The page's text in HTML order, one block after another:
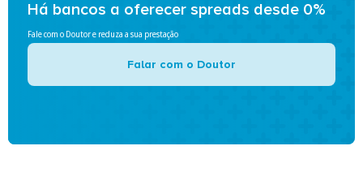
Há bancos a oferecer spreads desde 0%
Fale com o Doutor e reduza a sua prestação
Falar com o Doutor